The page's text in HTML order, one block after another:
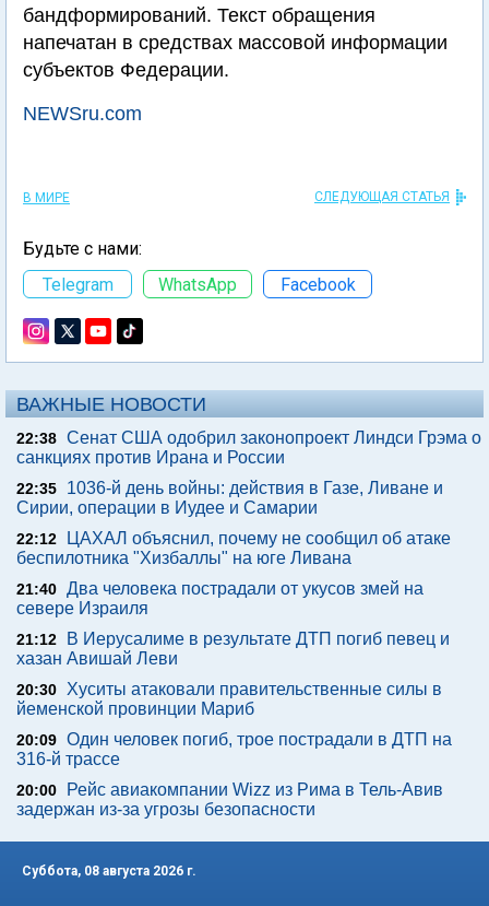
бандформирований. Текст обращения
напечатан в средствах массовой информации
субъектов Федерации.
NEWSru.com
В МИРЕ СЛЕДУЮЩАЯ СТАТЬЯ
Будьте с нами:
Telegram
WhatsApp Facebook
ВАЖНЫЕ НОВОСТИ
22:38 Сенат США одобрил законопроект Линдси Грэма о
санкциях против Ирана и России
22:35
1036-й день войны: действия в Газе, Ливане и
Сирии, операции в Иудее и Самарии
22:12
ЦАХАЛ объяснил, почему не сообщил об атаке
беспилотника "Хизбаллы" на юге Ливана
21:40 Два человека пострадали от укусов змей на
севере Израиля
21:12
В Иерусалиме в результате ДТП погиб певец и
хазан Авишай Леви
20:30
Хуситы атаковали правительственные силы в
йеменской провинции Мариб
20:09 Один человек погиб, трое пострадали в ДТП на
316-й трассе
20:00
Рейс авиакомпании Wizz из Рима в Тель-Авив
задержан из-за угрозы безопасности
Суббота, 08 августа 2026 г.